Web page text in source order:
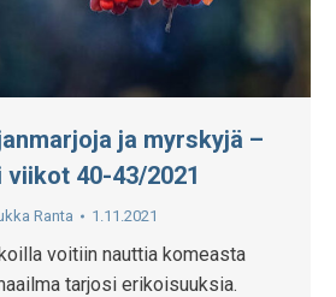
ja myrskyjä –
40-43/2021
Ranta 1.11.2021
voitiin nauttia komeasta
tarjosi erikoisuuksia.